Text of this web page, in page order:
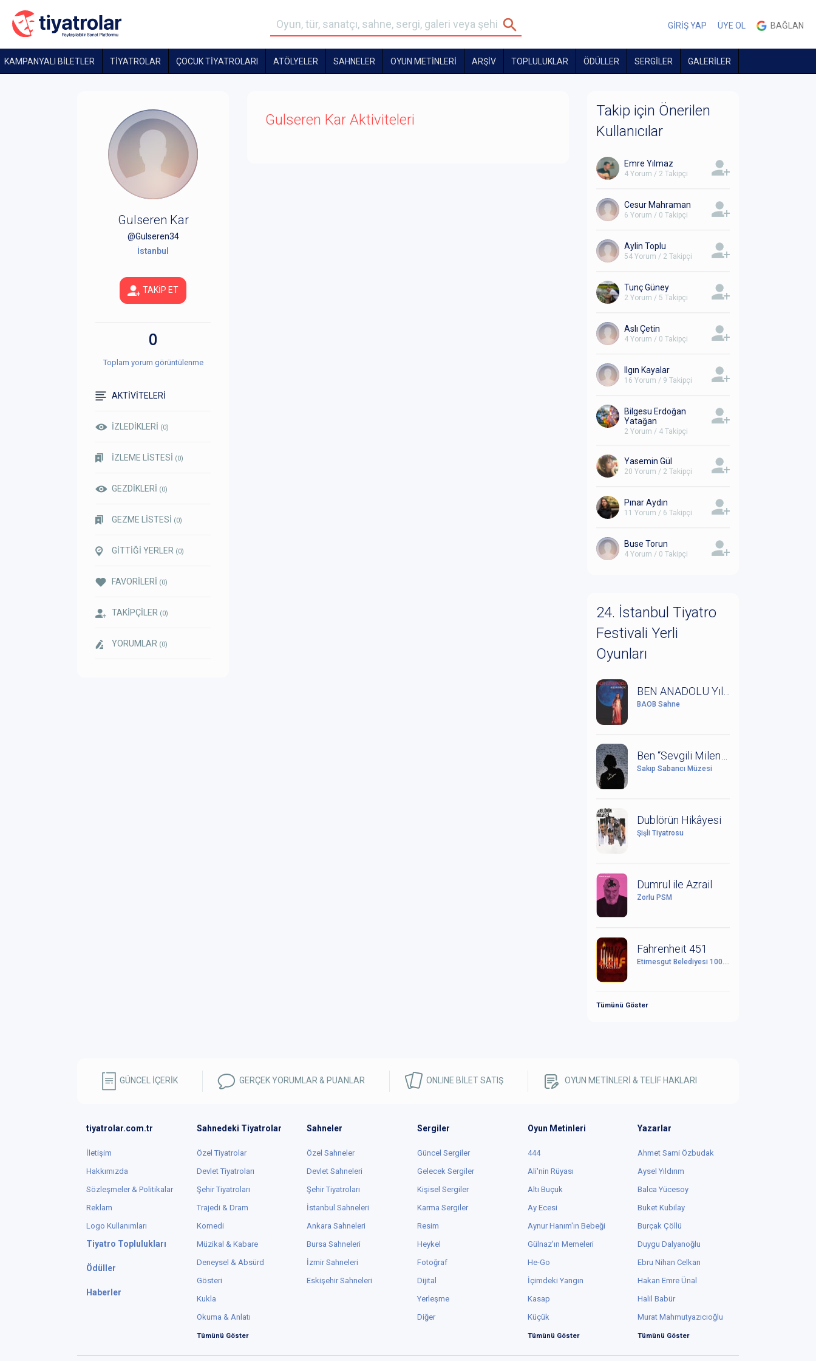
GİRİŞ YAP ÜYE OL BAĞLAN
KAMPANYALI BİLETLER TİYATROLAR ÇOCUK TIYATROLARI ATÖLYELER SAHNELER OYUN METİNLERİ ARŞİV TOPLULUKLAR ÖDÜLLER SERGİLER GALERİLER
Gulseren Kar
@Gulseren34
İstanbul
TAKİP ET
0
Toplam yorum görüntülenme
AKTİVİTELERİ
İZLEDİKLERİ (0)
İZLEME LİSTESİ (0)
GEZDİKLERİ (0)
GEZME LİSTESİ (0)
GİTTİĞİ YERLER (0)
FAVORİLERİ (0)
TAKİPÇİLER (0)
YORUMLAR (0)
Gulseren Kar Aktiviteleri
Takip için Önerilen
Kullanıcılar
Emre Yılmaz
4 Yorum / 2 Takipçi
Cesur Mahraman
6 Yorum / 0 Takipçi
Aylin Toplu
54 Yorum / 2 Takipçi
Tunç Güney
2 Yorum / 5 Takipçi
Aslı Çetin
4 Yorum / 0 Takipçi
Ilgın Kayalar
16 Yorum / 9 Takipçi
Bilgesu Erdoğan
Yatağan
2 Yorum / 4 Takipçi
Yasemin Gül
20 Yorum / 2 Takipçi
Pınar Aydın
11 Yorum / 6 Takipçi
Buse Torun
4 Yorum / 0 Takipçi
24. İstanbul Tiyatro
Festivali Yerli
Oyunları
BAOB Sahne
Sakıp Sabancı Müzesi
Dublörün Hikâyesi
Şişli Tiyatrosu
Dumrul ile Azrail
Zorlu PSM
Fahrenheit 451
Etimesgut Belediyesi 100. Yıl Cumhuriyet Kültür Sanat Merkezi
Tümünü Göster
GÜNCEL İÇERİK GERÇEK YORUMLAR & PUANLAR ONLINE BİLET SATIŞ OYUN METİNLERİ & TELİF HAKLARI
tiyatrolar.com.tr
İletişim
Hakkımızda
Sözleşmeler & Politikalar
Reklam
Logo Kullanımları
Tiyatro Toplulukları
Ödüller
Haberler
Sahnedeki Tiyatrolar
Özel Tiyatrolar
Devlet Tiyatroları
Şehir Tiyatroları
Trajedi & Dram
Komedi
Müzikal & Kabare
Deneysel & Absürd
Gösteri
Kukla
Okuma & Anlatı
Tümünü Göster
Sahneler
Özel Sahneler
Devlet Sahneleri
Şehir Tiyatroları
İstanbul Sahneleri
Ankara Sahneleri
Bursa Sahneleri
İzmir Sahneleri
Eskişehir Sahneleri
Sergiler
Güncel Sergiler
Gelecek Sergiler
Kişisel Sergiler
Karma Sergiler
Resim
Heykel
Fotoğraf
Dijital
Yerleşme
Diğer
Oyun Metinleri
444
Ali'nin Rüyası
Altı Buçuk
Ay Ecesi
Aynur Hanım'ın Bebeği
Gülnaz'ın Memeleri
He-Go
İçimdeki Yangın
Kasap
Küçük
Tümünü Göster
Yazarlar
Ahmet Sami Özbudak
Aysel Yıldırım
Balca Yücesoy
Buket Kubilay
Burçak Çöllü
Duygu Dalyanoğlu
Ebru Nihan Celkan
Hakan Emre Ünal
Halil Babür
Murat Mahmutyazıcıoğlu
Tümünü Göster